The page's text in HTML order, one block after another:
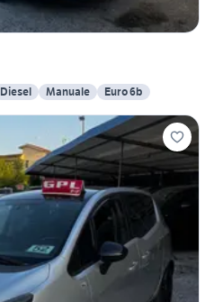
Diesel Manuale Euro 6b